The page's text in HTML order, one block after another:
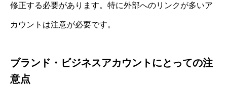
修正する必要があります。特に外部へのリンクが多いア
カウントは注意が必要です。
ブランド・ビジネスアカウントにとっての注
意点